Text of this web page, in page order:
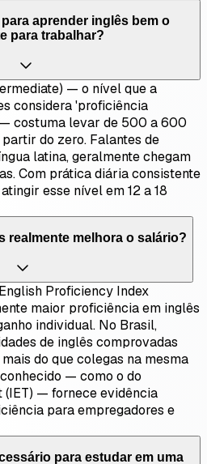
aprender inglês bem o
para trabalhar?
— o nível que a
considera 'proficiência
costuma levar de 500 a 600
do zero. Falantes de
latina, geralmente chegam
Com prática diária consistente
esse nível em 12 a 18
realmente melhora o salário?
Proficiency Index
maior proficiência em inglês
individual. No Brasil,
de inglês comprovadas
do que colegas na mesma
— como o do
(IET) — fornece evidência
para empregadores e
para estudar em uma